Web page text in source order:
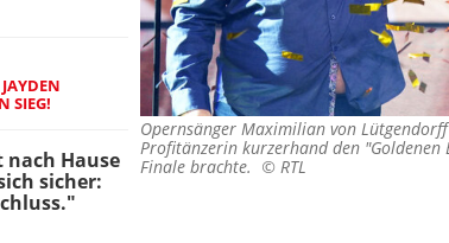
Opernsänger Maximilian von
Profitänzerin kurzerhand den
Finale brachte. © RTL
SIEG!
nach Hause
sicher: